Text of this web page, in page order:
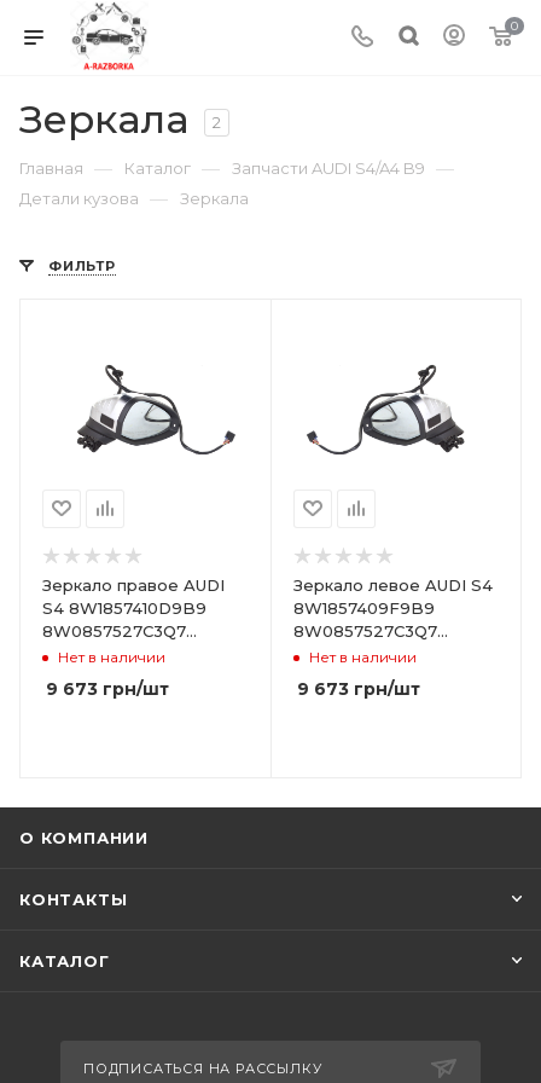
0
Зеркала 2
Главная — Каталог — Запчасти AUDI S4/A4 B9 —
Детали кузова — Зеркала
ФИЛЬТР
Зеркало правое AUDI
S4 8W1857410D9B9
8W0857527C3Q7
8W0857536L
Нет в наличии
9 673 грн/шт
Зеркало левое AUDI S4
8W1857409F9B9
8W0857527C3Q7
8W0857535F
Нет в наличии
9 673грн/шт
О КОМПАНИИ
КОНТАКТЫ
КАТАЛОГ
ПОДПИСАТЬСЯ НА РАССЫЛКУ